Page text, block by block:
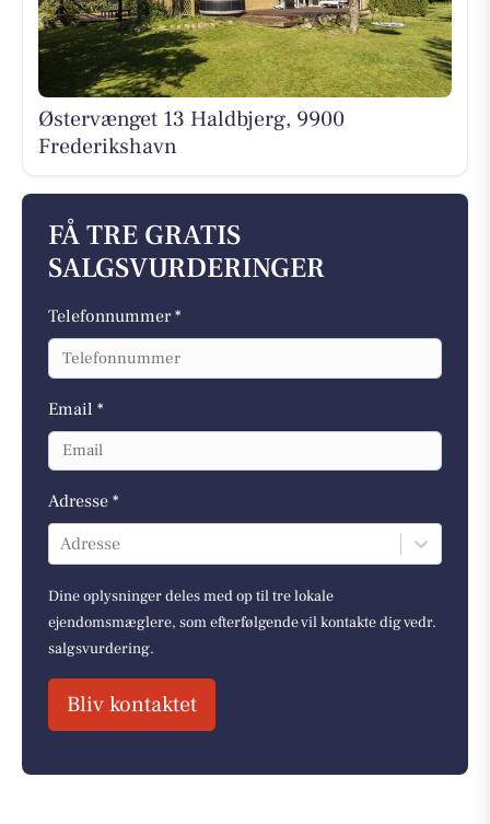
Østervænget 13 Haldbjerg, 9900
Frederikshavn
FÅ TRE GRATIS
SALGSVURDERINGER
Telefonnummer *
Email *
Adresse *
Adresse
Dine oplysninger deles med op til tre lokale
ejendomsmæglere, som efterfølgende vil kontakte dig vedr.
salgsvurdering.
Bliv kontaktet